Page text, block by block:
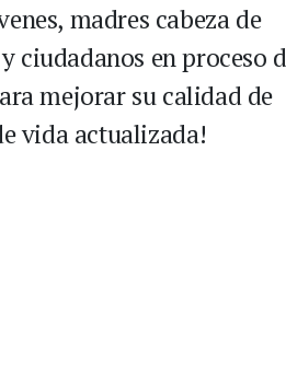
madres cabeza de
ciudadanos en proceso
mejorar su calidad de
vida actualizada!